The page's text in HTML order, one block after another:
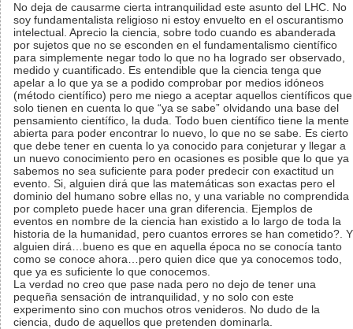
No deja de causarme cierta intranquilidad este asunto del LHC. No
soy fundamentalista religioso ni estoy envuelto en el oscurantismo
intelectual. Aprecio la ciencia, sobre todo cuando es abanderada
por sujetos que no se esconden en el fundamentalismo científico
para simplemente negar todo lo que no ha logrado ser observado,
medido y cuantificado. Es entendible que la ciencia tenga que
apelar a lo que ya se a podido comprobar por medios idóneos
(método científico) pero me niego a aceptar aquellos científicos que
solo tienen en cuenta lo que “ya se sabe” olvidando una base del
pensamiento científico, la duda. Todo buen científico tiene la mente
abierta para poder encontrar lo nuevo, lo que no se sabe. Es cierto
que debe tener en cuenta lo ya conocido para conjeturar y llegar a
un nuevo conocimiento pero en ocasiones es posible que lo que ya
sabemos no sea suficiente para poder predecir con exactitud un
evento. Si, alguien dirá que las matemáticas son exactas pero el
dominio del humano sobre ellas no, y una variable no comprendida
por completo puede hacer una gran diferencia. Ejemplos de
eventos en nombre de la ciencia han existido a lo largo de toda la
historia de la humanidad, pero cuantos errores se han cometido?. Y
alguien dirá…bueno es que en aquella época no se conocía tanto
como se conoce ahora…pero quien dice que ya conocemos todo,
que ya es suficiente lo que conocemos.
La verdad no creo que pase nada pero no dejo de tener una
pequeña sensación de intranquilidad, y no solo con este
experimento sino con muchos otros venideros. No dudo de la
ciencia, dudo de aquellos que pretenden dominarla.